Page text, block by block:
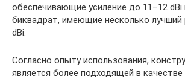
обеспечивающие усиление до 11–12 dBi
биквадрат, имеющие несколько лучший
dBi.
Согласно опыту использования,
является более подходящей в качестве